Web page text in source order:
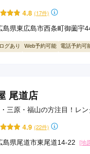
4.8 (17件)
島県東広島市西条町御薗宇
グあり Web予約可能 電話予約可
尾道店
三原・福山の方注目！レ
4.9 (22件)
島県尾道市東尾道14-22
[地